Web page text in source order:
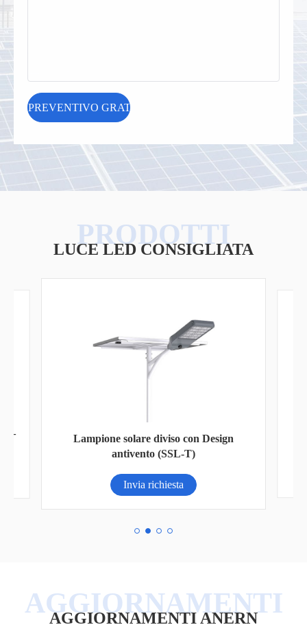
LUCE LED CONSIGLIATA
in-
Lampione solare diviso con Design
antivento (SSL-T)
Invia richiesta
AGGIORNAMENTI ANERN